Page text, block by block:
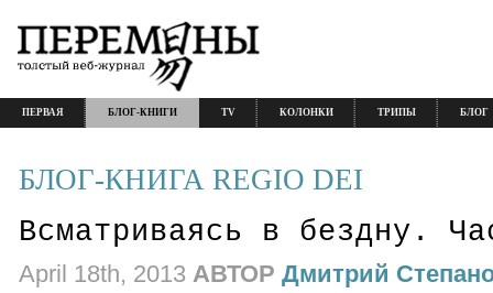
ПЕРВАЯ БЛОГ-КНИГИ TV КОЛОНКИ ТРИПЫ БЛОГ
БЛОГ-КНИГА REGIO DEI
Всматриваясь в бездну.
April 18th, 2013 АВТОР Дмитрий